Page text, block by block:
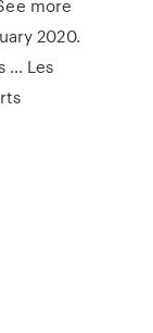
more
2020.
… Les